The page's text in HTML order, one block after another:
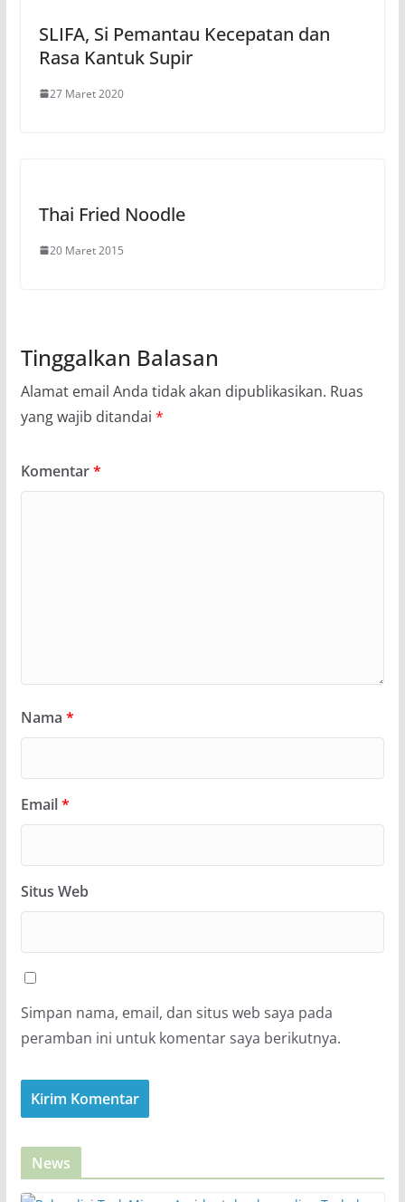
SLIFA, Si Pemantau Kecepatan dan
Rasa Kantuk Supir
27 Maret 2020
Thai Fried Noodle
20 Maret 2015
Tinggalkan Balasan
Alamat email Anda tidak akan dipublikasikan. Ruas
yang wajib ditandai *
Komentar*
Nama *
Email*
Situs Web
Simpan nama, email, dan situs web saya pada
peramban ini untuk komentar saya berikutnya.
News